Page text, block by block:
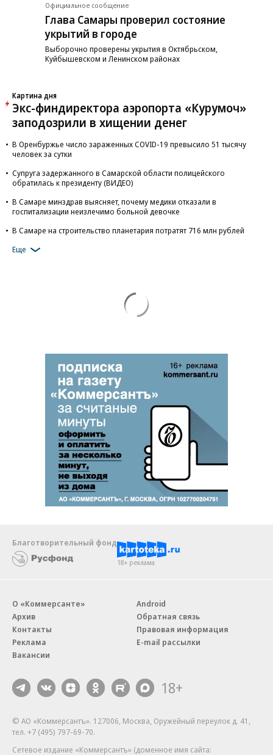
Официальное сообщение
Глава Самары проверил состояние
укрытий в городе
Выборочно проверены укрытия в Октябрьском,
Куйбышевском и Ленинском районах
Картина дня
Экс-финдиректора аэропорта «Курумоч»
заподозрили в хищении денег
В Оренбуржье число зараженных COVID-19 превысило 51 тысячу
человек за сутки
Супруга задержанного в Самарской области полицейского
обратилась к президенту (ВИДЕО)
В Самаре минздрав выясняет, почему медики отказали в
госпитализации неизлечимо больной девочке
В Самаре на строительство планетария потратят 716 млн рублей
Еще
Благотворительный фонд
18+ реклама
О «Коммерсанте»
Архив
Контакты
Реклама
Вакансии
Android
Обратная связь
Правовая информация
E-mail рассылки
18+
© АО «Коммерсантъ». 127006, Москва, Оружейный переулок д. 41,
тел. +7 (495) 797-69-70.
Сетевое издание «Коммерсантъ» (доменное имя сайта: